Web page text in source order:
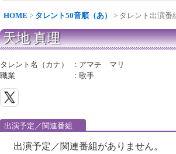
HOME > タレント50音順（あ） > タレント出演番
天地 真理
タレント名（カナ） ： アマチ マリ
職業
：歌手
出演予定／関連番組
出演予定／関連番組がありません。